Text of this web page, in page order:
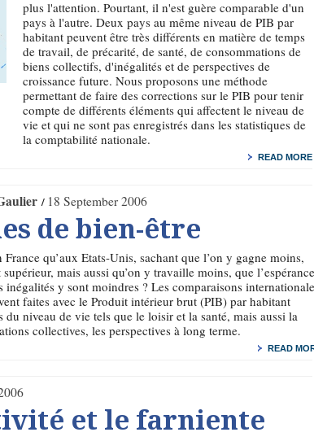
plus l'attention. Pourtant, il n'est guère comparable d'un
pays à l'autre. Deux pays au même niveau de PIB par
habitant peuvent être très différents en matière de temps
de travail, de précarité, de santé, de consommations de
biens collectifs, d'inégalités et de perspectives de
croissance future. Nous proposons une méthode
permettant de faire des corrections sur le PIB pour tenir
compte de différents éléments qui affectent le niveau de
vie et qui ne sont pas enregistrés dans les statistiques de
la comptabilité nationale.
READ MORE
18 September 2006
de bien-être
qu’aux Etats-Unis, sachant que l’on y gagne moins,
mais aussi qu’on y travaille moins, que l’espérance
inégalités y sont moindres ? Les comparaisons
faites avec le Produit intérieur brut (PIB) par habitant
du niveau de vie tels que le loisir et la santé, mais aussi la
collectives, les perspectives à long terme.
READ
et le farniente